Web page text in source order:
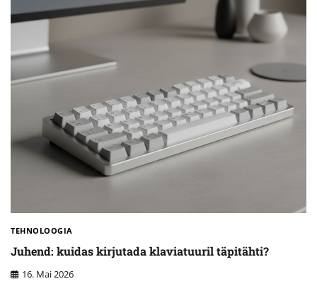
TEHNOLOOGIA
Juhend: kuidas kirjutada klaviatuuril täpitähti?
16. Mai 2026